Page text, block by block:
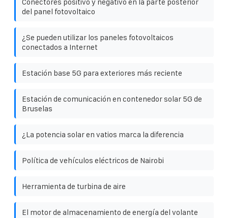
del panel fotovoltaico
¿Se pueden utilizar los paneles fotovoltaicos
conectados a Internet
Estación base 5G para exteriores más reciente
Estación de comunicación en contenedor solar 5G de
Bruselas
¿La potencia solar en vatios marca la diferencia
Política de vehículos eléctricos de Nairobi
Herramienta de turbina de aire
El motor de almacenamiento de energía del volante